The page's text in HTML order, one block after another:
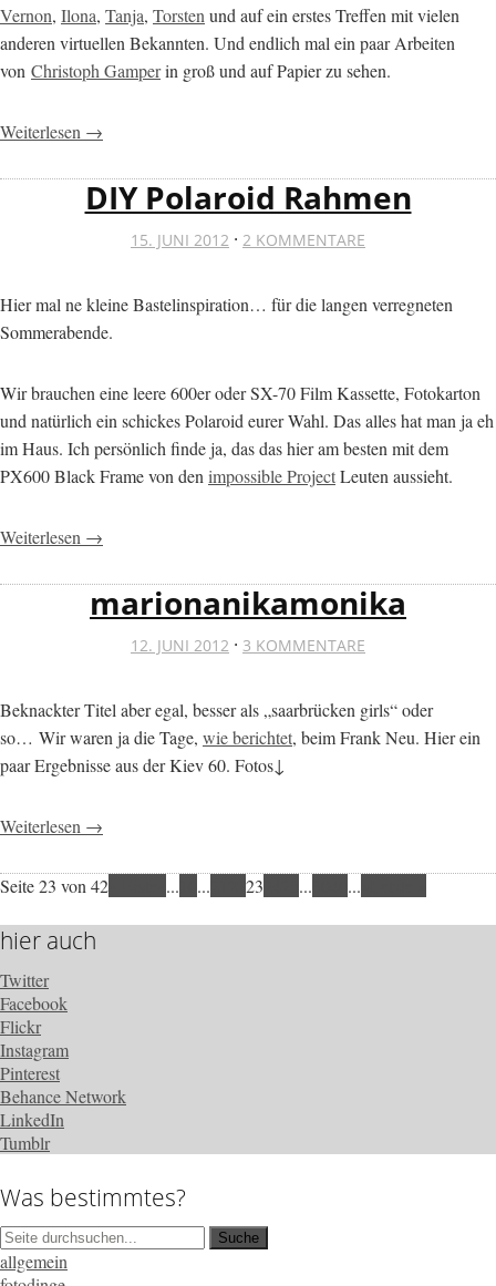
Vernon, Ilona, Tanja, Torsten und auf ein erstes Treffen mit vielen
anderen virtuellen Bekannten. Und endlich mal ein paar Arbeiten
von Christoph Gamperin groß und auf Papier zu sehen.
Weiterlesen →
DIY Polaroid Rahmen
15. JUNI 2012 · 2 KOMMENTARE
Hier mal ne kleine Bastelinspiration… für die langen verregneten
Sommerabende.
Wir brauchen eine leere 600er oder SX-70 Film Kassette, Fotokarton
und natürlich ein schickes Polaroid eurer Wahl. Das alles hat man ja eh
im Haus. Ich persönlich finde ja, das das hier am besten mit dem
PX600 Black Frame von den impossible ProjectLeuten aussieht.
Weiterlesen →
marionanikamonika
12. JUNI 2012 · 3 KOMMENTARE
Beknackter Titel aber egal, besser als „saarbrücken girls“ oder
so… Wir waren ja die Tage, wie berichtet, beim Frank Neu. Hier ein
paar Ergebnisse aus der Kiev 60. Fotos↓
Weiterlesen →
Seite 23 von 42 ... ... 23 ... ...
hier auch
Twitter
Facebook
Flickr
Instagram
Pinterest
Behance Network
LinkedIn
Tumblr
Was bestimmtes?
allgemein